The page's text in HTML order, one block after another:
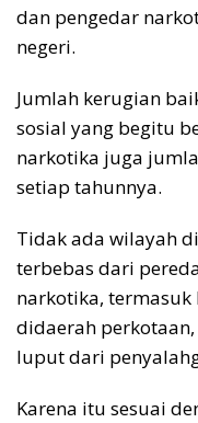
dan pengedar
negeri.
Jumlah kerugian
sosial yang begitu
narkotika juga
setiap tahunnya.
Tidak ada wilayah
terbebas dari
narkotika, termasuk
didaerah
luput dari
Karena itu sesuai